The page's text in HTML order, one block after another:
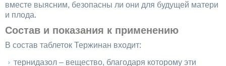
вместе выясним, безопасны ли они для будущей матери
и плода.
Состав и показания к применению
В состав таблеток Тержинан входит:
тернидазол – вещество, благодаря которому эти